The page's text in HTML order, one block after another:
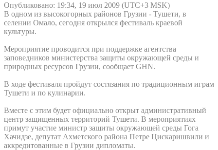
Опубликовано: 19:34, 19 июл 2009 (UTC+3 MSK)
В одном из высокогорных районов Грузии - Тушети, в
селении Омало, сегодня открылся фестиваль краевой
культуры.
Мероприятие проводится при поддержке агентства
заповедников министерства защиты окружающей среды и
природных ресурсов Грузии, сообщает GHN.
В ходе фестиваля пройдут состязания по традиционным играм
Тушети и по кулинарии.
Вместе с этим будет официально открыт административный
центр защищенных территорий Тушети. В мероприятиях
примут участие министр защиты окружающей среды Гога
Хачидзе, депутат Ахметского района Петре Цискаришвили и
аккредитованные в Грузии дипломаты.